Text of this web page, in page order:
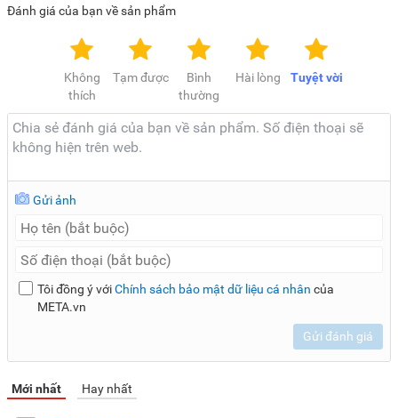
Đánh giá của bạn về sản phẩm
Tuyệt vời
Hài lòng
Bình
thường
Tạm được
Không
thích
Gửi ảnh
Tôi đồng ý vớiChính sách bảo mật dữ liệu cá nhân của
META.vn
Gửi đánh giá
Mới nhất Hay nhất